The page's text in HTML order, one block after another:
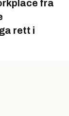
fra
rett i